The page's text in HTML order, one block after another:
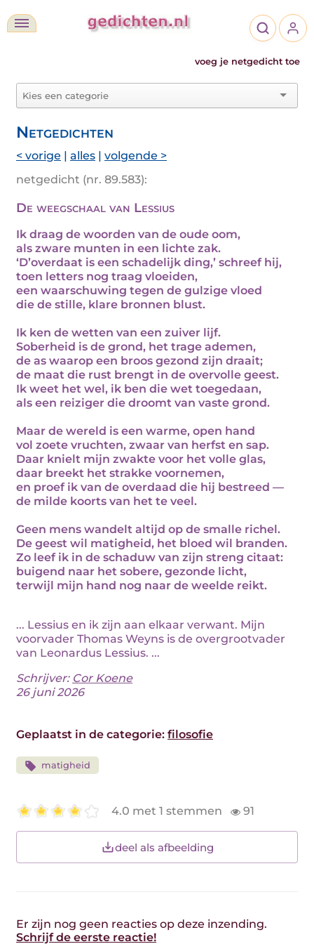
voeg je netgedicht toe
Netgedichten
< vorige | alles | volgende >
netgedicht (nr. 89.583):
De weegschaal van Lessius
Ik draag de woorden van de oude oom,
als zware munten in een lichte zak.
‘D’overdaat is een schadelijk ding,’ schreef hij,
toen letters nog traag vloeiden,
een waarschuwing tegen de gulzige vloed
die de stille, klare bronnen blust.
Ik ken de wetten van een zuiver lijf.
Soberheid is de grond, het trage ademen,
de as waarop een broos gezond zijn draait;
de maat die rust brengt in de overvolle geest.
Ik weet het wel, ik ben die wet toegedaan,
als een reiziger die droomt van vaste grond.
Maar de wereld is een warme, open hand
vol zoete vruchten, zwaar van herfst en sap.
Daar knielt mijn zwakte voor het volle glas,
daar breekt het strakke voornemen,
en proef ik van de overdaad die hij bestreed —
de milde koorts van het te veel.
Geen mens wandelt altijd op de smalle richel.
De geest wil matigheid, het bloed wil branden.
Zo leef ik in de schaduw van zijn streng citaat:
buigend naar het sobere, gezonde licht,
terwijl mijn hand nog naar de weelde reikt.
... Lessius en ik zijn aan elkaar verwant. Mijn
voorvader Thomas Weyns is de overgrootvader
van Leonardus Lessius. ...
Schrijver: Cor Koene
26 juni 2026
Geplaatst in de categorie: filosofie
matigheid
4.0 met 1 stemmen 91
deel als afbeelding
Er zijn nog geen reacties op deze inzending.
Schrijf de eerste reactie!